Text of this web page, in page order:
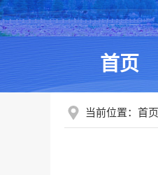
首页
当前位置： 首页